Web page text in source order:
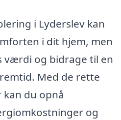
i Lyderslev kan
i dit hjem, men
værdi og bidrage til en
Med de rette
du opnå
og